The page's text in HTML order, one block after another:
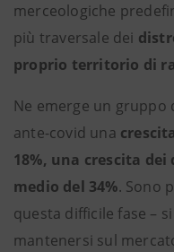
merceologiche
più traversale dei
proprio territorio di
Ne emerge un gruppo
ante-covid una
18%, una crescita dei
medio del 34%. Sono
questa difficile fase –
mantenersi sul